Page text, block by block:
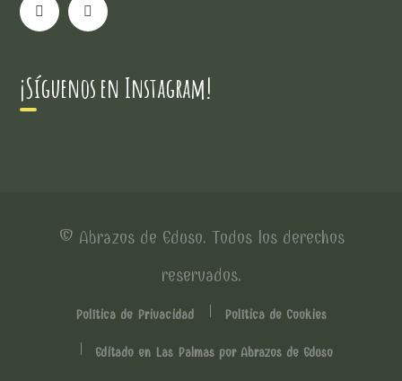
¡Síguenos en Instagram!
© Abrazos de Eduso. Todos los derechos
reservados.
Política de Privacidad Política de Cookies
Editado en Las Palmas por Abrazos de Eduso